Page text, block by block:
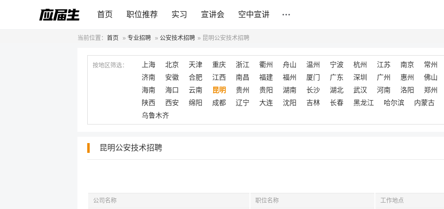
首页 职位推荐 实习 宣讲会 空中宣讲
当前位置： 首页 » 专业招聘 » 公安技术招聘 » 昆明公安技术招聘
按地区筛选： 上海 北京 天津 重庆 浙江 衢州 舟山 温州 宁波 杭州 江苏 南京 常州
济南
安徽 合肥 江西 南昌 福建 福州 厦门 广东 深圳 广州 惠州 佛山
海南
海口 云南 昆明 贵州 贵阳 湖南 长沙 湖北 武汉 河南 洛阳 郑州
陕西
西安 绵阳 成都 辽宁 大连 沈阳 吉林 长春 黑龙江 哈尔滨 内蒙古
乌鲁木齐
昆明公安技术招聘
公司名称 职位名称 工作地点